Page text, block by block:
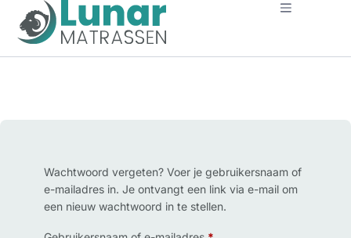
Wachtwoord vergeten? Voer je gebruikersnaam of
e-mailadres in. Je ontvangt een link via e-mail om
een nieuw wachtwoord in te stellen.